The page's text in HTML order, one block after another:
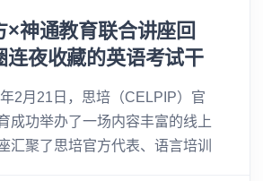
×神通教育联合讲座回
连夜收藏的英语考试干
！
2月21日，思培（CELPIP）官
成功举办了一场内容丰富的线上
汇聚了思培官方代表、语言培训